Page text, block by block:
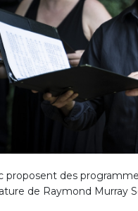
proposent des
de Raymond Murray